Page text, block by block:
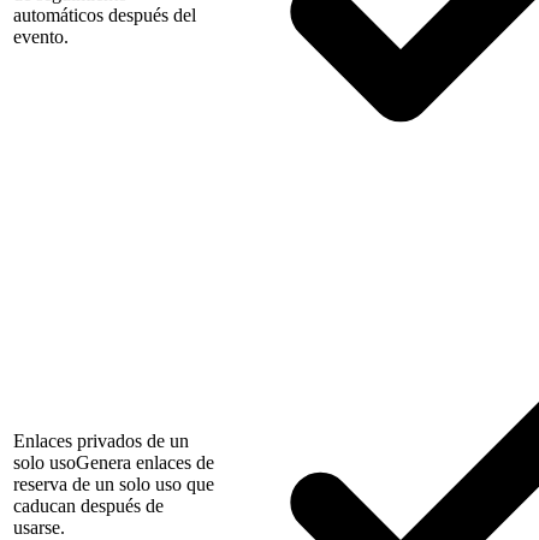
automáticos después del
evento.
Enlaces privados de un
solo usoGenera enlaces de
reserva de un solo uso que
caducan después de
usarse.